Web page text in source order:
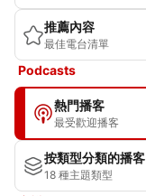
推薦內容
最佳電台清單
Podcasts
熱門播客
最受歡迎播客
按類型分類的播客
18 種主題類型